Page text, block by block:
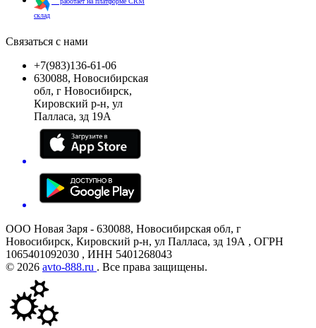
склад
Связаться с нами
+7(983)136-61-06
630088, Новосибирская
обл, г Новосибирск,
Кировский р-н, ул
Палласа, зд 19А
ООО Новая Заря - 630088, Новосибирская обл, г
Новосибирск, Кировский р-н, ул Палласа, зд 19А , ОГРН
1065401092030 , ИНН 5401268043
© 2026 avto-888.ru . Все права защищены.